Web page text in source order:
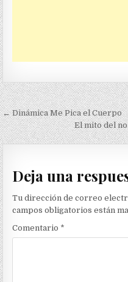
Navegación
de
entradas
← Dinámica Me Pica el Cuerpo
El mito del
Deja una
Tu dirección de correo
campos obligatorios están
Comentario *